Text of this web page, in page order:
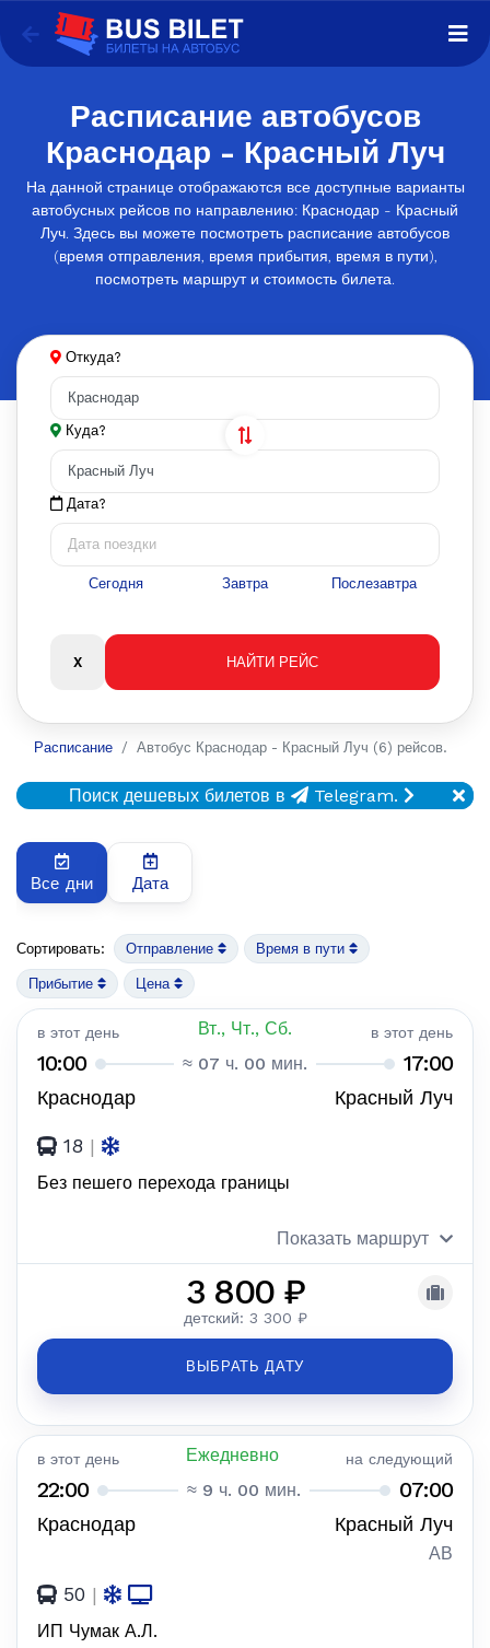
Расписание автобусов
Краснодар - Красный Луч
На данной странице отображаются все доступные варианты
автобусных рейсов по направлению: Краснодар - Красный
Луч. Здесь вы можете посмотреть расписание автобусов
(время отправления, время прибытия, время в пути),
посмотреть маршрут и стоимость билета.
Откуда?
Куда?
Дата?
Сегодня Завтра Послезавтра
Расписание Автобус Краснодар - Красный Луч (6) рейсов.
Поиск дешевых билетов в Telegram.
Все дни Дата
Сортировать: Отправление Время в пути
Прибытие Цена
в этот день Вт., Чт., Сб. в этот день
10:00 ≈ 07 ч. 00 мин. 17:00
Краснодар Красный Луч
18 |
Без пешего перехода границы
Показать маршрут
3 800 ₽
детский: 3 300 ₽
ВЫБРАТЬ ДАТУ
в этот день Ежедневно на следующий
22:00 ≈ 9 ч. 00 мин. 07:00
Краснодар Красный Луч
АВ
50 |
ИП Чумак А.Л.